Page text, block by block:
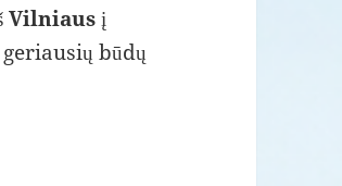
Vilniausį
būdų